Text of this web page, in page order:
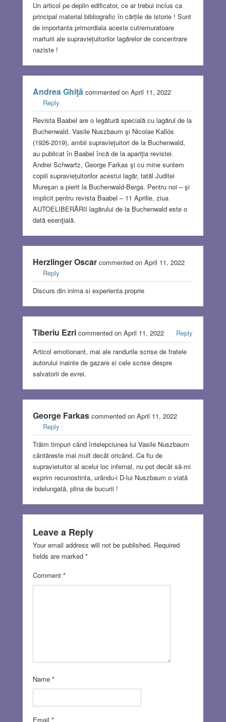
Un articol pe deplin edificator, ce ar trebui inclus ca
principal material bibliografic în cărțile de istorie ! Sunt
de importanta primordiala aceste cutremuratoare
marturii ale supraviețuitorilor lagărelor de concentrare
naziste !
Andrea Ghiţăcommented on April 11, 2022
Reply
Revista Baabel are o legătură specială cu lagărul de la
Buchenwald. Vasile Nuszbaum şi Nicolae Kallós
(1926-2019), ambii supravieţuitori de la Buchenwald,
au publicat în Baabel încă de la apariţia revistei.
Andrei Schwartz, George Farkas şi cu mine suntem
copiii supravieţuitorilor acestui lagăr, tatăl Juditei
Mureşan a pierit la Buchenwald-Berga. Pentru noi – şi
implicit pentru revista Baabel – 11 Aprilie, ziua
AUTOELIBERĂRII lagărului de la Buchenwald este o
dată esenţială.
Herzlinger Oscarcommented on April 11, 2022
Reply
Discurs din inima si experienta proprie
Tiberiu Ezricommented on April 11, 2022
Reply
Articol emotionant, mai ale randurile scrise de fratele
autoruiui inainte de gazare si cele scrise despre
salvatorii de evrei.
George Farkascommented on April 11, 2022
Reply
Trāim timpuri când întelepciunea lui Vasile Nuszbaum
cântāreste mai mult decât oricând. Ca fiu de
supravietuitor al acelui loc infernal, nu pot decât sā-mi
exprim recunostinta, urându-i D-lui Nuszbaum o viatā
indelungatā, plina de bucurii !
Leave a Reply
Your email address will not be published. Required
fields are marked *
Comment *
Name *
Email *